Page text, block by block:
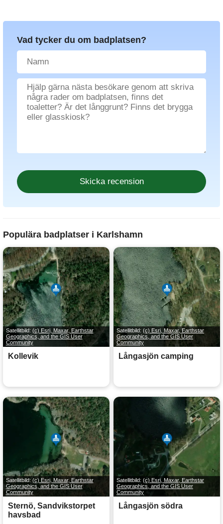
Vad tycker du om badplatsen?
Populära badplatser i Karlshamn
Satellitbild: (c) Esri, Maxar, Earthstar
Geographics, and the GIS User
Community
Kollevik
Satellitbild: (c) Esri, Maxar, Earthstar
Geographics, and the GIS User
Community
Långasjön camping
Satellitbild: (c) Esri, Maxar, Earthstar
Geographics, and the GIS User
Community
Sternö, Sandvikstorpet
havsbad
Satellitbild: (c) Esri, Maxar, Earthstar
Geographics, and the GIS User
Community
Långasjön södra